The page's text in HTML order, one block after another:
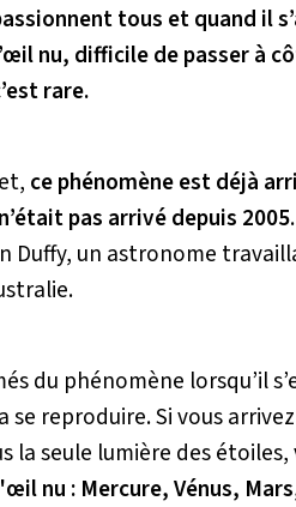
tous et quand il
nu, difficile de passer à
rare.
ce phénomène est déjà
pas arrivé depuis 2005
Duffy, un astronome
du phénomène lorsqu’il
se reproduire. Si vous
la seule lumière des étoiles,
nu : Mercure, Vénus,